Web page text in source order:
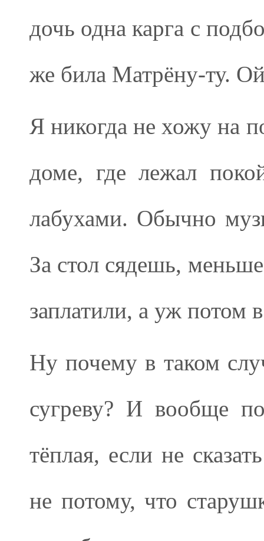
дочь одна карга с
же била Матрёну-ту.
Я никогда не хожу на
доме, где лежал
лабухами. Обычно
За стол сядешь,
заплатили, а уж потом
Ну почему в таком
сугреву? И вообще
тёплая, если не
не потому, что